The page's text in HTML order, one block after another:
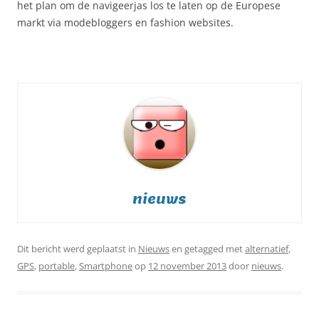
het plan om de navigeerjas los te laten op de Europese
markt via modebloggers en fashion websites.
nieuws
Dit bericht werd geplaatst in Nieuwsen getagged metalternatief,
GPS, portable, Smartphoneop 12 november 2013door nieuws.